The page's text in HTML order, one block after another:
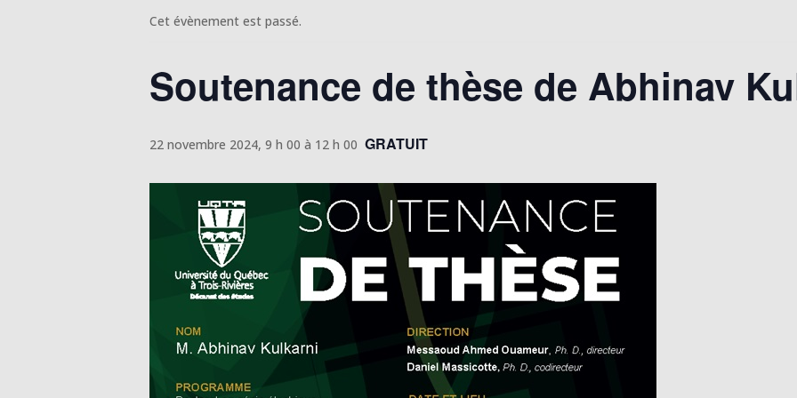
Cet évènement est passé.
Soutenance de thèse de Abhinav
22 novembre 2024, 9 h 00 à 12 h 00 GRATUIT